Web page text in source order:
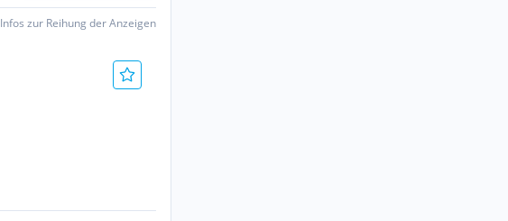
Infos zur Reihung der Anzeigen